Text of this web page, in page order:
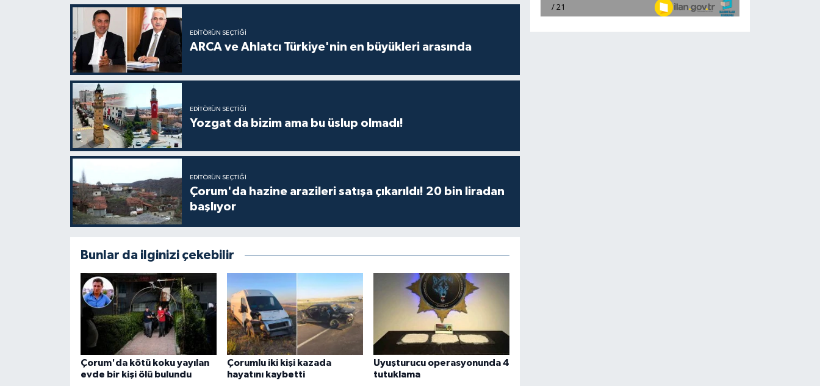
EDITÖRÜN SEÇTIĞI
ARCA ve Ahlatcı Türkiye'nin en büyükleri arasında
EDITÖRÜN SEÇTIĞI
Yozgat da bizim ama bu üslup olmadı!
EDITÖRÜN SEÇTIĞI
Çorum'da hazine arazileri satışa çıkarıldı! 20 bin liradan
başlıyor
Bunlar da ilginizi çekebilir
Çorum'da kötü koku yayılan
evde bir kişi ölü bulundu
Çorumlu iki kişi kazada
hayatını kaybetti
Uyuşturucu operasyonunda 4
tutuklama